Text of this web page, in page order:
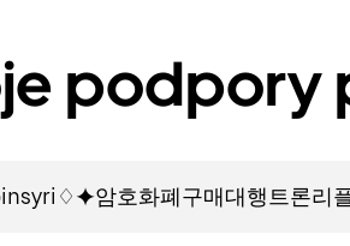
podpory